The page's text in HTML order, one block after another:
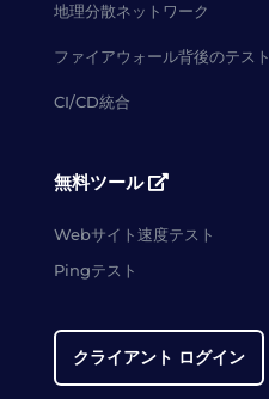
地理分散ネットワーク
ファイアウォール背後のテスト
CI/CD統合
無料ツール
Webサイト速度テスト
Pingテスト
クライアント ログイン